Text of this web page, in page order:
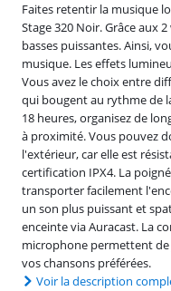
Faites retentir la musique
Stage 320 Noir. Grâce aux
basses puissantes. Ainsi,
musique. Les effets
Vous avez le choix entre
qui bougent au rythme de
18 heures, organisez de
à proximité. Vous pouvez
l'extérieur, car elle est
certification IPX4. La
transporter facilement
un son plus puissant et
enceinte via Auracast. La
microphone permettent
vos chansons préférées.
Voir la description